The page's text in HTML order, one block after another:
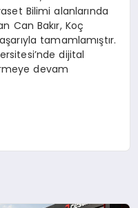
Bilimi alanlarında
Can Bakır, Koç
tamamlamıştır.
dijital
devam